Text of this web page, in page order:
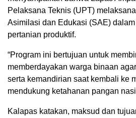
Pelaksana Teknis (UPT)
Asimilasi dan Edukasi (SAE)
pertanian produktif.
“Program ini bertujuan untuk
memberdayakan warga binaan
serta kemandirian saat kembali ke
mendukung ketahanan pangan
Kalapas katakan, maksud dan